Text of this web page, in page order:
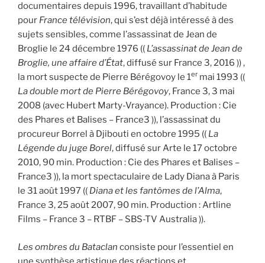
documentaires depuis 1996, travaillant d’habitude
pour France télévision, qui s’est déjà intéressé à des
sujets sensibles, comme l’assassinat de Jean de
Broglie le 24 décembre 1976 (( L’assassinat de Jean de
Broglie, une affaire d’État, diffusé sur France 3, 2016 )) ,
la mort suspecte de Pierre Bérégovoy le 1er mai 1993 ((
La double mort de Pierre Bérégovoy, France 3, 3 mai
2008 (avec Hubert Marty-Vrayance). Production : Cie
des Phares et Balises – France3 )), l’assassinat du
procureur Borrel à Djibouti en octobre 1995 (( La
Légende du juge Borel, diffusé sur Arte le 17 octobre
2010, 90 min. Production : Cie des Phares et Balises –
France3 )), la mort spectaculaire de Lady Diana à Paris
le 31 août 1997 (( Diana et les fantômes de l’Alma,
France 3, 25 août 2007, 90 min. Production : Artline
Films – France 3 – RTBF – SBS-TV Australia )).
Les ombres du Bataclan consiste pour l’essentiel en